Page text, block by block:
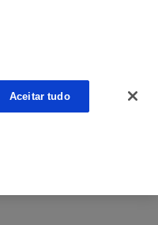
CANCRO NA WEB
PONTO DE VISTA
Aceitar tudo